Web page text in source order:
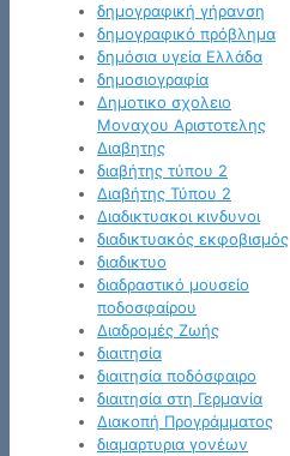
δημογραφική γήρανση
δημογραφικό πρόβλημα
δημόσια υγεία Ελλάδα
δημοσιογραφία
Δημοτικο σχολειο
Μοναχου Αριστοτελης
Διαβητης
διαβήτης τύπου 2
Διαβήτης Τύπου 2
Διαδικτυακοι κινδυνοι
διαδικτυακός εκφοβισμός
διαδικτυο
διαδραστικό μουσείο
ποδοσφαίρου
Διαδρομές Ζωής
διαιτησία
διαιτησία ποδόσφαιρο
διαιτησία στη Γερμανία
Διακοπή Προγράμματος
διαμαρτυρια γονέων